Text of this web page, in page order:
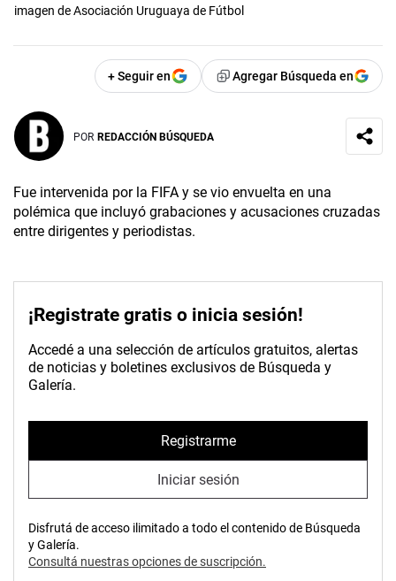
imagen de Asociación Uruguaya de Fútbol
+ Seguir en Agregar Búsqueda en
POR REDACCIÓN BÚSQUEDA
Fue intervenida por la FIFA y se vio envuelta en una
polémica que incluyó grabaciones y acusaciones cruzadas
entre dirigentes y periodistas.
¡Registrate gratis o inicia sesión!
Accedé a una selección de artículos gratuitos, alertas
de noticias y boletines exclusivos de Búsqueda y
Galería.
Registrarme
Iniciar sesión
Disfrutá de acceso ilimitado a todo el contenido de Búsqueda
y Galería.
Consultá nuestras opciones de suscripción.